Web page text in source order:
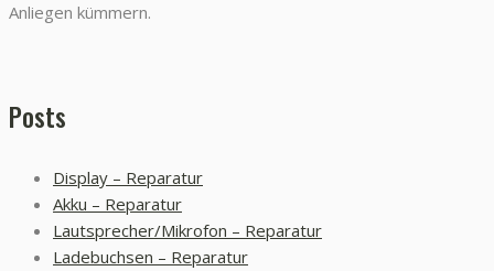
Anliegen kümmern.
Posts
Display – Reparatur
Akku – Reparatur
Lautsprecher/Mikrofon – Reparatur
Ladebuchsen – Reparatur